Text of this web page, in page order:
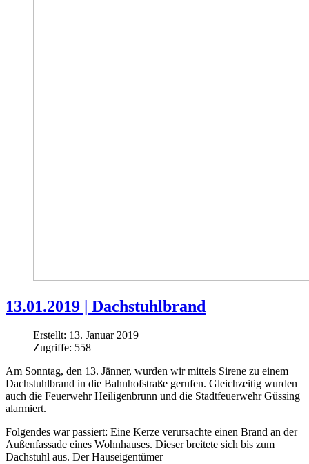
13.01.2019 | Dachstuhlbrand
Erstellt: 13. Januar 2019
Zugriffe: 558
Am Sonntag, den 13. Jänner, wurden wir mittels Sirene zu einem
Dachstuhlbrand in die Bahnhofstraße gerufen. Gleichzeitig wurden
auch die Feuerwehr Heiligenbrunn und die Stadtfeuerwehr Güssing
alarmiert.
Folgendes war passiert: Eine Kerze verursachte einen Brand an der
Außenfassade eines Wohnhauses. Dieser breitete sich bis zum
Dachstuhl aus. Der Hauseigentümer